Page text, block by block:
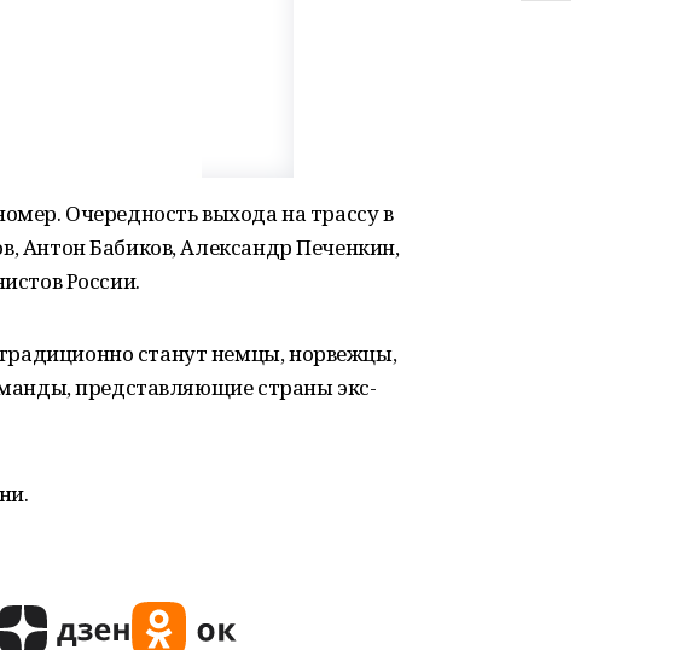
Очередность выхода на трассу в
Антон Бабиков, Александр Печенкин,
России.
станут немцы, норвежцы,
представляющие страны экс-